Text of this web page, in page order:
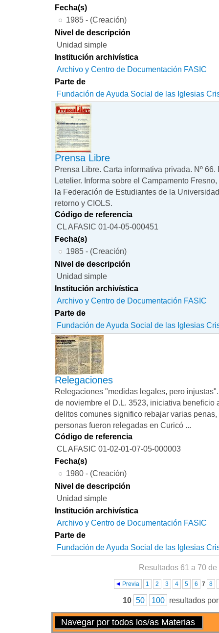
Fecha(s)
1985 - (Creación)
Nivel de descripción
Unidad simple
Institución archivística
Archivo y Centro de Documentación FASIC
Parte de
Fundación de Ayuda Social de las Iglesias
Prensa Libre
Prensa Libre. Carta informativa privada. Nº
Letelier. Informa sobre el Campamento
la Federación de Estudiantes de la
retorno y CIOLS.
Código de referencia
CL AFASIC 01-04-05-000451
Fecha(s)
1985 - (Creación)
Nivel de descripción
Unidad simple
Institución archivística
Archivo y Centro de Documentación FASIC
Parte de
Fundación de Ayuda Social de las Iglesias
Relegaciones
Relegaciones "medidas legales, pero
de noviembre el D.L. 3523, iniciativa beneficio
delitos comunes significo rebajar varias
personas fueron relegadas en Curicó ...
Código de referencia
CL AFASIC 01-02-01-07-05-000003
Fecha(s)
1980 - (Creación)
Nivel de descripción
Unidad simple
Institución archivística
Archivo y Centro de Documentación FASIC
Parte de
Fundación de Ayuda Social de las Iglesias
Resultados 61 a 70 de
Previa 1 2 3 4 5 6 7 8
10 50 100 resultados
Acciones
Navegar por todos los/as Materias